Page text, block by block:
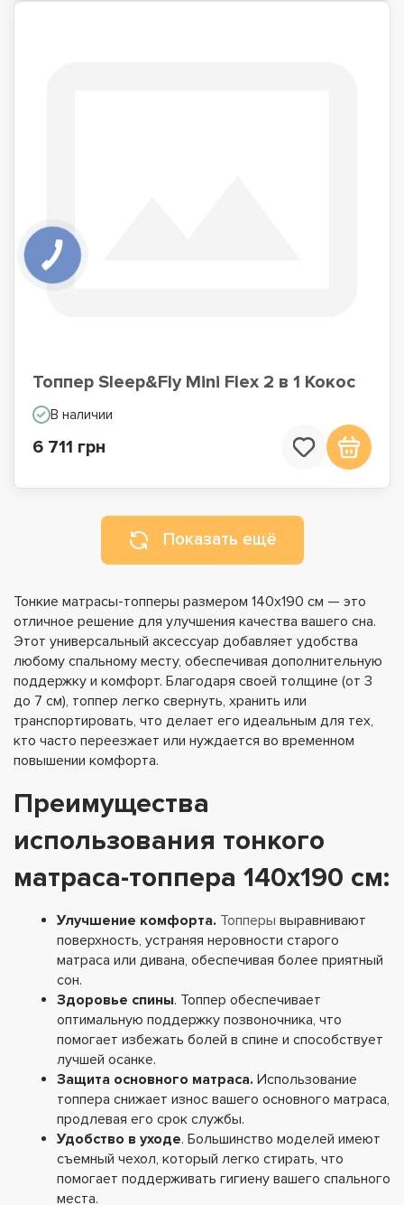
Топпер Sleep&Fly Mini Flex 2 в 1 Кокос
В наличии
6 711 грн
Показать ещё
Тонкие матрасы-топперы размером 140х190 см — это
отличное решение для улучшения качества вашего сна.
Этот универсальный аксессуар добавляет удобства
любому спальному месту, обеспечивая дополнительную
поддержку и комфорт. Благодаря своей толщине (от 3
до 7 см), топпер легко свернуть, хранить или
транспортировать, что делает его идеальным для тех,
кто часто переезжает или нуждается во временном
повышении комфорта.
Преимущества
использования тонкого
матраса-топпера 140х190 см:
Улучшение комфорта. Топперы выравнивают
поверхность, устраняя неровности старого
матраса или дивана, обеспечивая более приятный
сон.
Здоровье спины. Топпер обеспечивает
оптимальную поддержку позвоночника, что
помогает избежать болей в спине и способствует
лучшей осанке.
Защита основного матраса. Использование
топпера снижает износ вашего основного матраса,
продлевая его срок службы.
Удобство в уходе. Большинство моделей имеют
съемный чехол, который легко стирать, что
помогает поддерживать гигиену вашего спального
места.